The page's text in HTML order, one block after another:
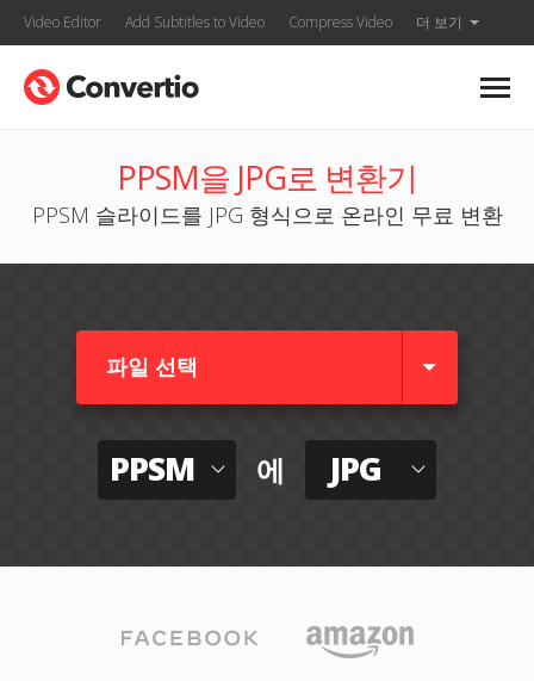
Video Editor Add Subtitles to Video Compress Video 더 보기
PPSM을 JPG로 변환기
PPSM 슬라이드를 JPG 형식으로 온라인 무료 변환
파일 선택
PPSM 에 JPG